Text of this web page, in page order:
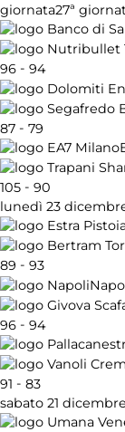
giornata27ª
96 - 94
87 - 79
105 - 90
lunedì 23
89 - 93
96 - 94
91 - 83
sabato 21